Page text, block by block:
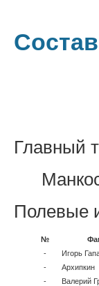
Главный
Полевые
№
-
Игорь
-
Архипкин
-
Валерий